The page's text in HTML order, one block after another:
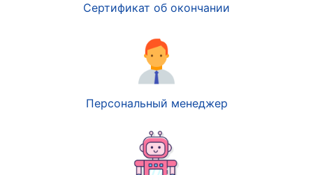
Сертификат об окончании
Персональный менеджер